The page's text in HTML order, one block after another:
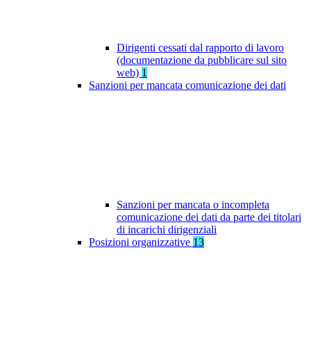
Dirigenti cessati dal rapporto di lavoro
(documentazione da pubblicare sul sito
web) 1
Sanzioni per mancata comunicazione dei dati
Sanzioni per mancata o incompleta
comunicazione dei dati da parte dei titolari
di incarichi dirigenziali
Posizioni organizzative 13